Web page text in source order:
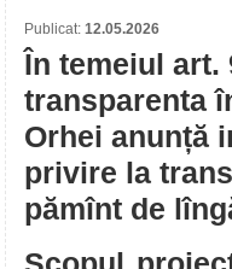
Publicat: 12.05.2026
În temeiul art.
transparenta
Orhei anunță
privire la
pămînt de